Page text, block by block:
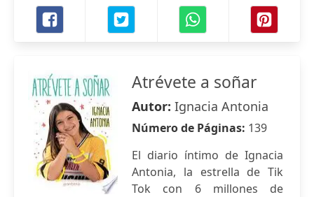
Atrévete a soñar
Autor: Ignacia Antonia
Número de Páginas: 139
El diario íntimo de Ignacia
Antonia, la estrella de Tik
Tok con 6 millones de